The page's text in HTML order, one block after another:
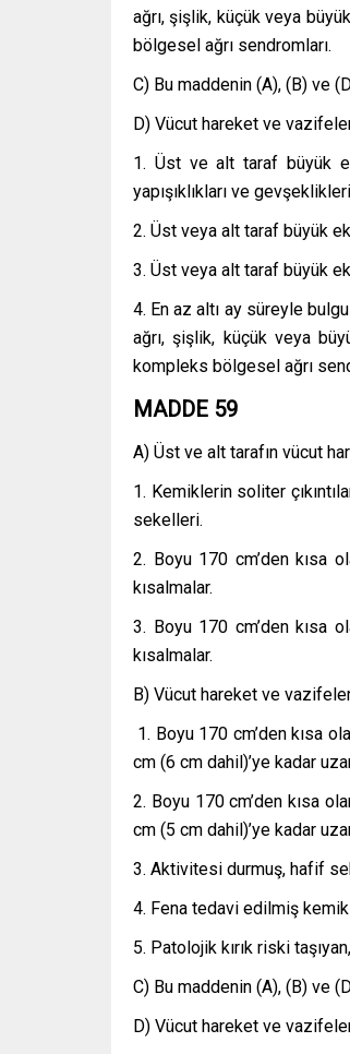
ağrı, şişlik, küçük veya
bölgesel ağrı sendromları.
C) Bu maddenin (A), (B) ve
D) Vücut hareket ve
1. Üst ve alt taraf büyük
yapışıklıkları ve
2. Üst veya alt taraf büyük
3. Üst veya alt taraf büyük
4. En az altı ay süreyle
ağrı, şişlik, küçük veya
kompleks bölgesel ağrı
MADDE 59
A) Üst ve alt tarafın vücut
1. Kemiklerin soliter
sekelleri.
2. Boyu 170 cm’den kısa
kısalmalar.
3. Boyu 170 cm’den kısa
kısalmalar.
B) Vücut hareket ve
1. Boyu 170 cm’den kısa
cm (6 cm dahil)’ye kadar
2. Boyu 170 cm’den kısa
cm (5 cm dahil)’ye kadar
3. Aktivitesi durmuş, hafif
4. Fena tedavi edilmiş
5. Patolojik kırık riski
C) Bu maddenin (A), (B) ve
D) Vücut hareket ve